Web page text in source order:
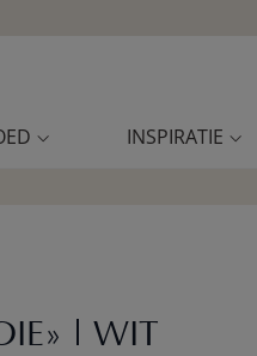
INSPIRATIE
| WIT